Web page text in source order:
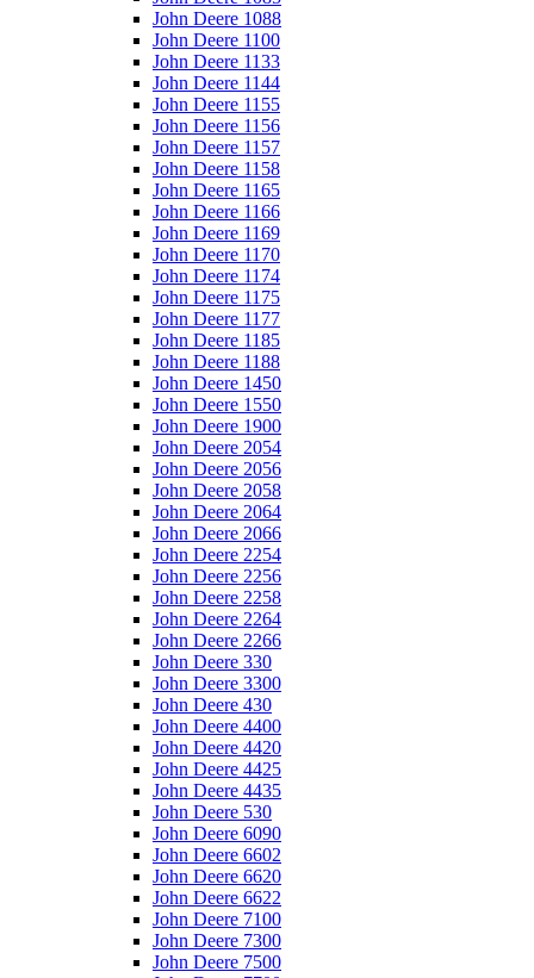
John Deere 1088
John Deere 1100
John Deere 1133
John Deere 1144
John Deere 1155
John Deere 1156
John Deere 1157
John Deere 1158
John Deere 1165
John Deere 1166
John Deere 1169
John Deere 1170
John Deere 1174
John Deere 1175
John Deere 1177
John Deere 1185
John Deere 1188
John Deere 1450
John Deere 1550
John Deere 1900
John Deere 2054
John Deere 2056
John Deere 2058
John Deere 2064
John Deere 2066
John Deere 2254
John Deere 2256
John Deere 2258
John Deere 2264
John Deere 2266
John Deere 330
John Deere 3300
John Deere 430
John Deere 4400
John Deere 4420
John Deere 4425
John Deere 4435
John Deere 530
John Deere 6090
John Deere 6602
John Deere 6620
John Deere 6622
John Deere 7100
John Deere 7300
John Deere 7500